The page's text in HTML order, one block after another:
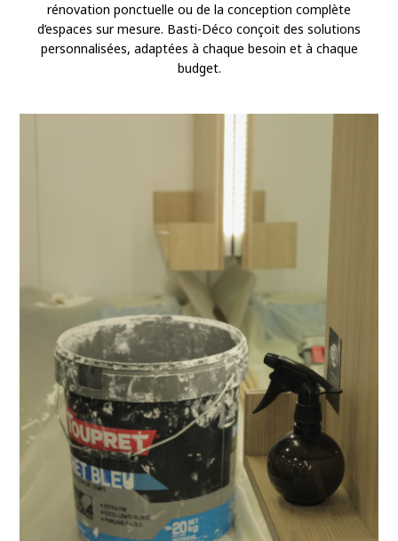
rénovation ponctuelle ou de la conception complète
d’espaces sur mesure. Basti-Déco conçoit des solutions
personnalisées, adaptées à chaque besoin et à chaque
budget.